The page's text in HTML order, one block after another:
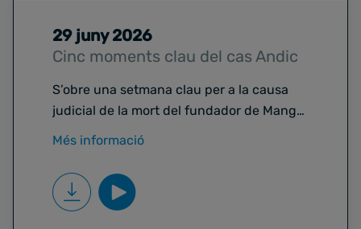
29 juny 2026
Cinc moments clau del cas Andic
S’obre una setmana clau per a la causa
judicial de la mort del fundador de Mango,
al cas. I, precisament per això, avui
Maideu ens porta
cas Andic.
Més informació